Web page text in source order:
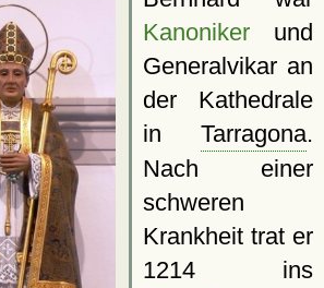
Kanonikerund
Generalvikar an
der Kathedrale
in Tarragona.
Nach einer
schweren
Krankheit trat er
1214 ins